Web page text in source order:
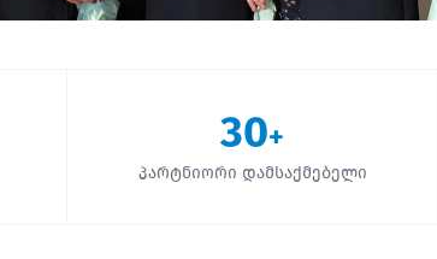
30+
პარტნიორი დამსაქმებელი